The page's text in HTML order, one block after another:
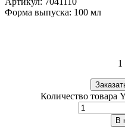
Форма выпуска: 100 мл
1
Количество товара
В